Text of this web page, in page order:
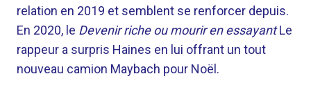
relation en 2019 et semblent se renforcer depuis.
En 2020, le Devenir riche ou mourir en essayantLe
rappeur a surpris Haines en lui offrant un tout
nouveau camion Maybach pour Noël.